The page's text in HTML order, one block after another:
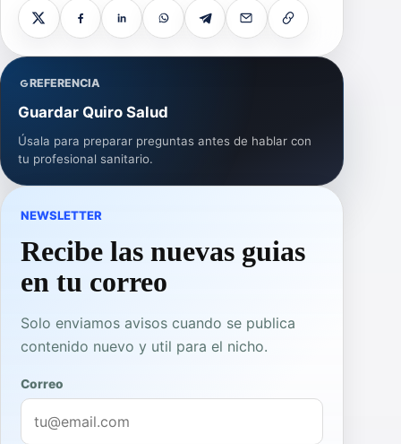
REFERENCIA
Guardar Quiro Salud
Úsala para preparar preguntas antes de hablar con
tu profesional sanitario.
NEWSLETTER
Recibe las nuevas guias
en tu correo
Solo enviamos avisos cuando se publica
contenido nuevo y util para el nicho.
Correo